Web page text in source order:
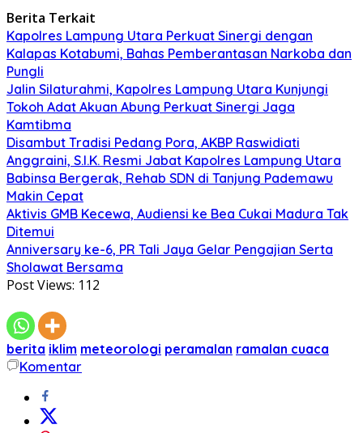
Berita Terkait
Kapolres Lampung Utara Perkuat Sinergi dengan
Kalapas Kotabumi, Bahas Pemberantasan Narkoba dan
Pungli
Jalin Silaturahmi, Kapolres Lampung Utara Kunjungi
Tokoh Adat Akuan Abung Perkuat Sinergi Jaga
Kamtibma
Disambut Tradisi Pedang Pora, AKBP Raswidiati
Anggraini, S.I.K. Resmi Jabat Kapolres Lampung Utara
Babinsa Bergerak, Rehab SDN di Tanjung Pademawu
Makin Cepat
Aktivis GMB Kecewa, Audiensi ke Bea Cukai Madura Tak
Ditemui
Anniversary ke-6, PR Tali Jaya Gelar Pengajian Serta
Sholawat Bersama
Post Views: 112
berita iklim meteorologi peramalan ramalan cuaca
Komentar